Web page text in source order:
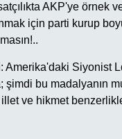
AKP'ye
için parti kurup
Amerika'daki Siyonist
şimdi bu madalyanın
ve hikmet